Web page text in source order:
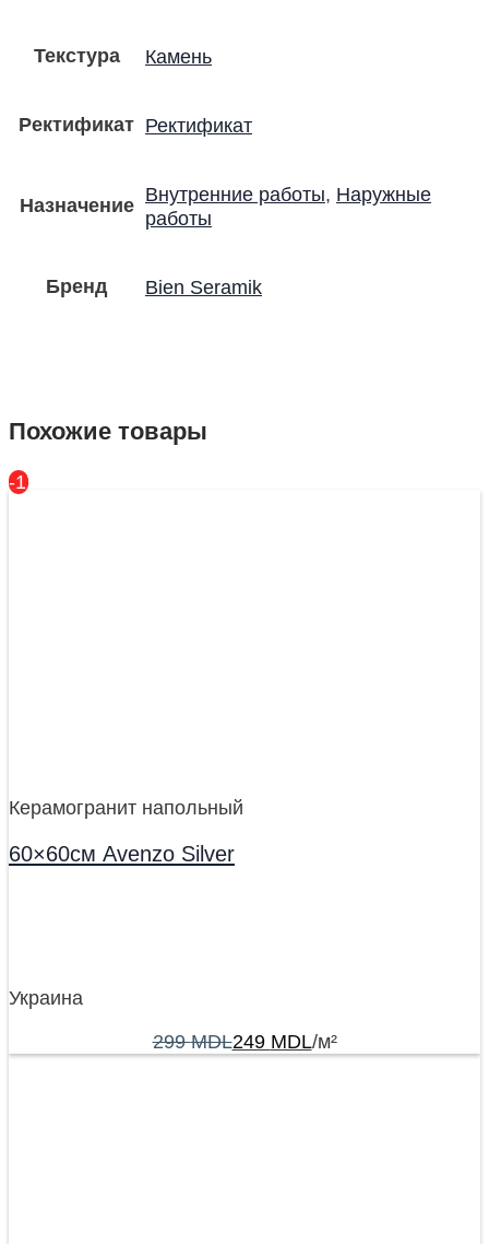
Текстура Камень
Ректификат Ректификат
Назначение
Внутренние работы, Наружные
работы
Бренд Bien Seramik
Похожие товары
-17%
Керамогранит напольный
60×60см Avenzo Silver
Украина
299MDL249 MDL/м²